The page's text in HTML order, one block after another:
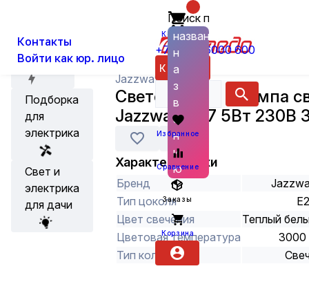
Контакты
Войти как юр. лицо
Корзина
+7 (800) 6000 600
Каталог
Поиск по
названию
н
а
з
в
а
н
и
ю
Избранное
Сравнение
Заказы
Корзина
Акции
Подборка
для
электрика
Свет и
электрика
для дачи
Лампы Светодиодные лампы
Jazzway
Светодиодная лампа
Jazzway С37 5Вт 230В
Характеристики
Бренд
Тип цоколя
Цвет свечения
Теплый
Цветовая температура
3000
Тип колбы